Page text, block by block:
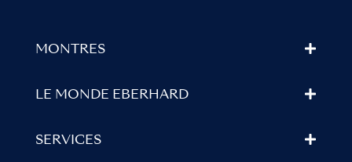
MONTRES
LE MONDE EBERHARD
SERVICES